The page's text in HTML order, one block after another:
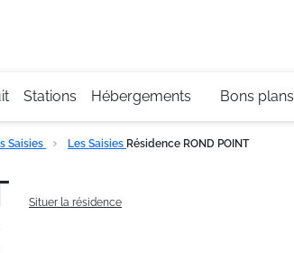
Stations Hébergements Bons plans
Saisies Les Saisies Résidence ROND POINT
Situer la résidence